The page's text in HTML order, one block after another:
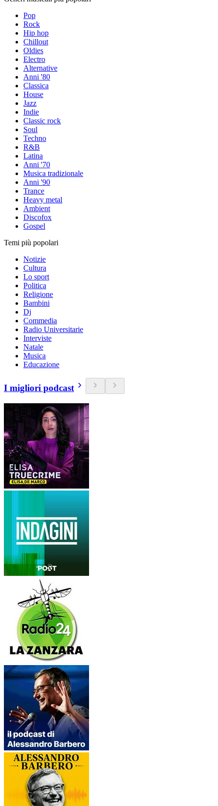
Pop
Rock
Hip hop
Chillout
Oldies
Electro
Alternative
Anni '80
Classica
House
Jazz
Indie
Classic rock
Soul
Techno
R&B
Latina
Anni '70
Musica tradizionale
Anni '90
Trance
Heavy metal
Ambient
Discofox
Gospel
Temi più popolari
Notizie
Cultura
Lo sport
Politica
Religione
Bambini
Dj
Commedia
Radio Universitarie
Interviste
Natale
Musica
Educazione
I migliori podcast